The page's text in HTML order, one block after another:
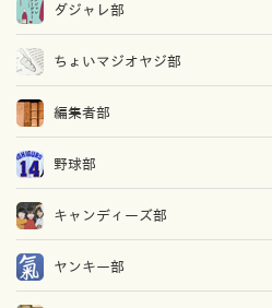
ダジャレ部
ちょいマジオヤジ部
編集者部
野球部
キャンディーズ部
ヤンキー部